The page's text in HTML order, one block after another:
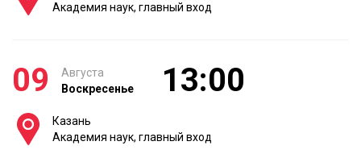
Академия наук, главный вход
09
Августа
Воскресенье
13:00
Казань
Академия наук, главный вход